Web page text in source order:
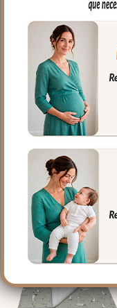
5668 Cambiador Siena
Tostado
15.20€
Seleccionar opciones